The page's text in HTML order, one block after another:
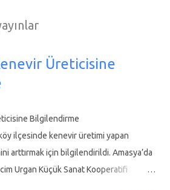
Üreticisine
Bilgilendirme
ilçesinde kenevir üretimi yapan
arttırmak için bilgilendirildi. Amasya’da
Urgan Küçük Sanat Kooperatifi